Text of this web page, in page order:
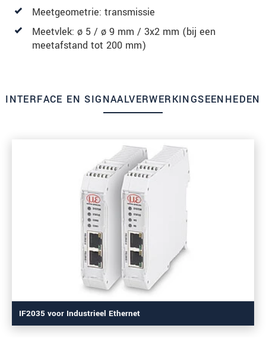
Meetgeometrie: transmissie
Meetvlek: ø 5 / ø 9 mm / 3x2 mm (bij een
meetafstand tot 200 mm)
INTERFACE EN SIGNAALVERWERKINGSEENHEDEN
IF2035 voor Industrieel Ethernet